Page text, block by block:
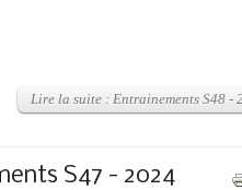
Lire la suite : Entrainements S48 -
S47 - 2024